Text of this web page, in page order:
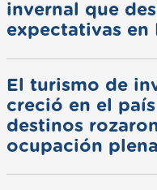
invernal que
expectativas en
El turismo de
creció en el
destinos
ocupación plena